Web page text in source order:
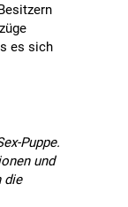
es sich
Puppe.
und
die